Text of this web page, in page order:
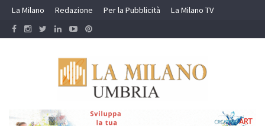
Skip
content
La Milano Redazione Per la Pubblicità La Milano TV